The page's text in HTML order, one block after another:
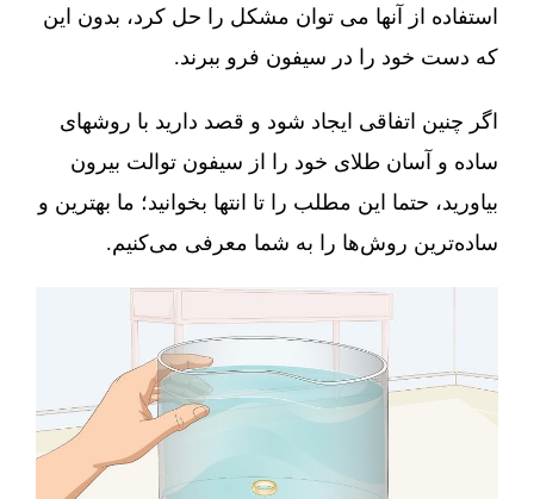
استفاده از آنها می توان مشکل را حل کرد، بدون این
که دست خود را در سیفون فرو ببرند.
اگر چنین اتفاقی ایجاد شود و قصد دارید با روشهای
ساده و آسان طلای خود را از سیفون توالت بیرون
بیاورید، حتما این مطلب را تا انتها بخوانید؛ ما بهترین و
ساده‌ترین روش‌ها را به شما معرفی می‌کنیم.